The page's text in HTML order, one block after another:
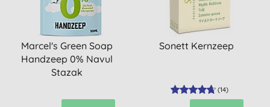
Marcel's Green Soap
Handzeep 0% Navul
Stazak
Sonett Kernzeep
(14)